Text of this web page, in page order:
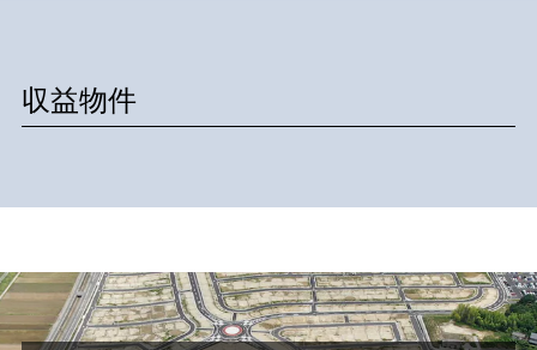
収益物件